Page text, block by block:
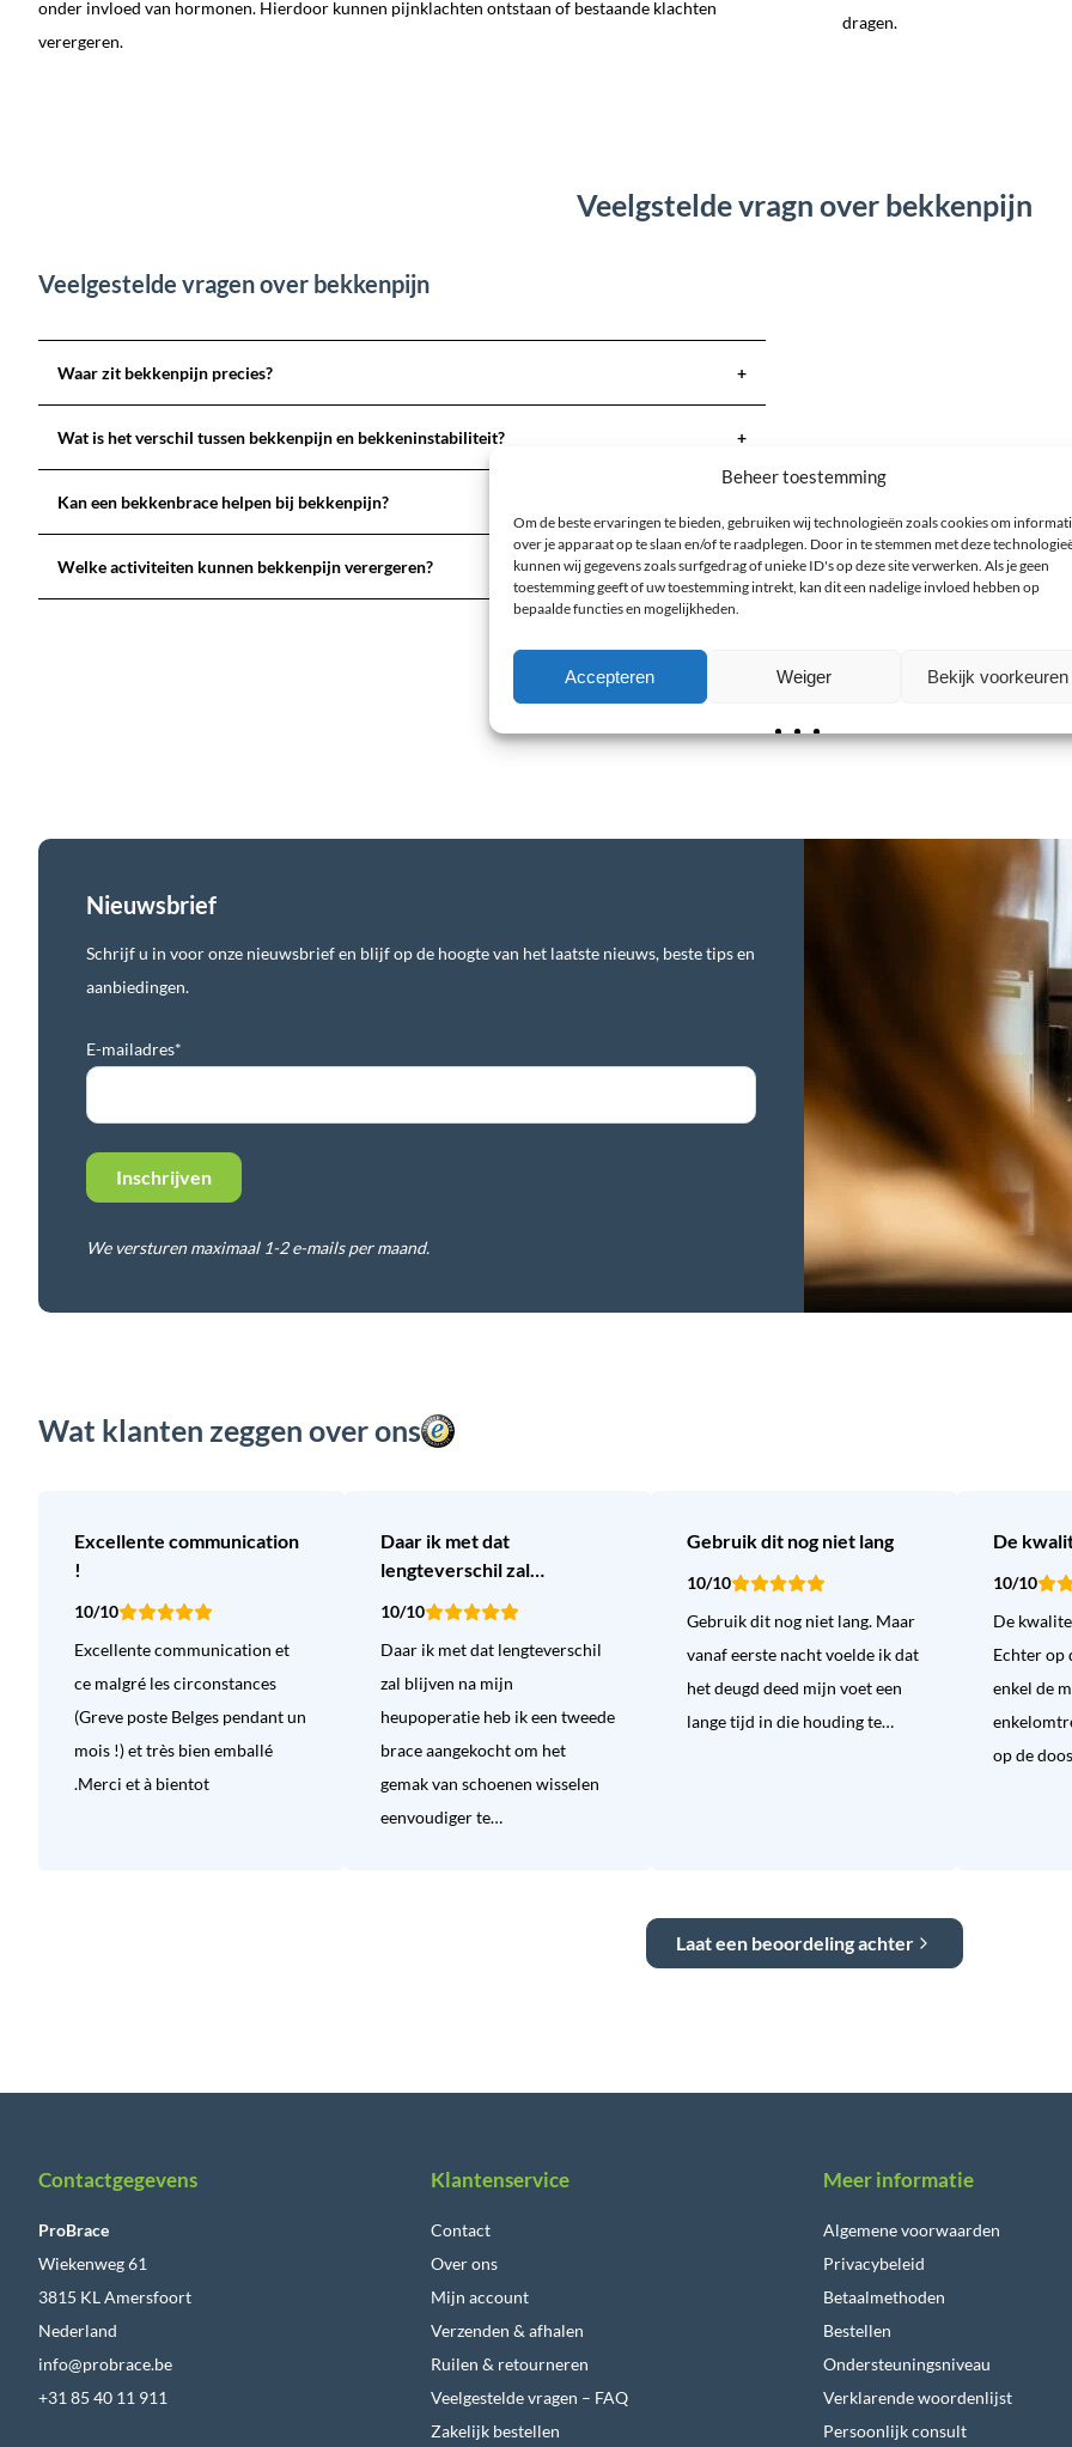
Beheer toestemming
Om de beste ervaringen te bieden, gebruiken wij technologieën zoals cookies om
over je apparaat op te slaan en/of te raadplegen. Door in te stemmen met deze
kunnen wij gegevens zoals surfgedrag of unieke ID's op deze site verwerken. Als je geen
toestemming geeft of uw toestemming intrekt, kan dit een nadelige invloed hebben op
bepaalde functies en mogelijkheden.
Accepteren Weiger Bekijk voorkeuren
onder invloed van hormonen. Hierdoor kunnen pijnklachten ontstaan of bestaande klachten
verergeren.
dragen.
Veelgstelde vragn over bekkenpijn
Veelgestelde vragen over bekkenpijn
Waar zit bekkenpijn precies? +
Wat is het verschil tussen bekkenpijn en bekkeninstabiliteit? +
Kan een bekkenbrace helpen bij bekkenpijn?
Welke activiteiten kunnen bekkenpijn verergeren? +
Nieuwsbrief
Schrijf u in voor onze nieuwsbrief en blijf op de hoogte van het laatste nieuws, beste tips en
aanbiedingen.
E-mailadres*
We versturen maximaal 1-2 e-mails per maand.
Wat klanten zeggen over ons
Excellente communication
!
10/10
Excellente communication et
ce malgré les circonstances
(Greve poste Belges pendant un
mois !) et très bien emballé
.Merci et à bientot
Daar ik met dat
lengteverschil zal…
10/10
Daar ik met dat lengteverschil
zal blijven na mijn
heupoperatie heb ik een tweede
brace aangekocht om het
gemak van schoenen wisselen
eenvoudiger te…
Gebruik dit nog niet lang
10/10
Gebruik dit nog niet lang. Maar
vanaf eerste nacht voelde ik dat
het deugd deed mijn voet een
lange tijd in die houding te…
De
10/10
De
Echter op
enkel de
op de
Laat een beoordeling achter
Contactgegevens
ProBrace
Wiekenweg 61
3815 KL Amersfoort
Nederland
info@probrace.be
+31 85 40 11 911
Klantenservice
Contact
Over ons
Mijn account
Verzenden & afhalen
Ruilen & retourneren
Veelgestelde vragen – FAQ
Zakelijk bestellen
Meer informatie
Algemene voorwaarden
Privacybeleid
Betaalmethoden
Bestellen
Ondersteuningsniveau
Verklarende woordenlijst
Persoonlijk consult